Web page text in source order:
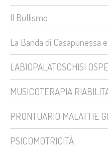
Il Bullismo
La Banda di Casapunessa
LABIOPALATOSCHISI
MUSICOTERAPIA
PRONTUARIO MALATTIE
PSICOMOTRICITÀ